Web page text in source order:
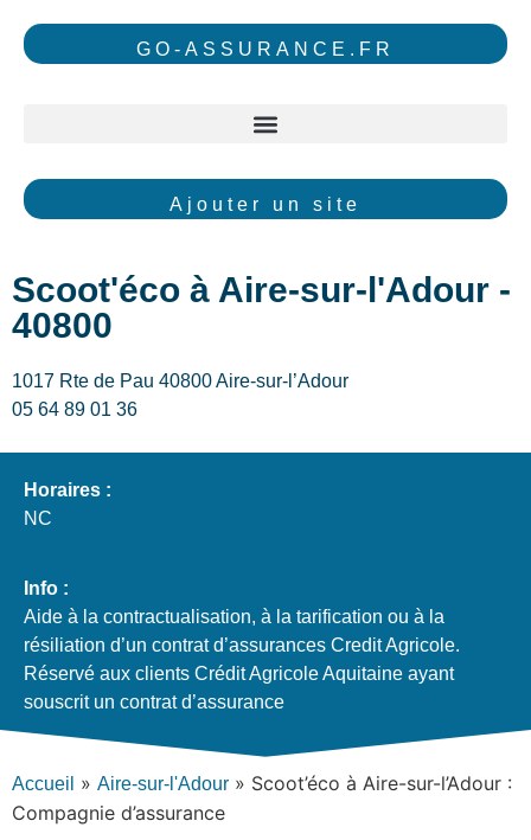
GO-ASSURANCE.FR
Ajouter un site
Scoot'éco à Aire-sur-l'Adour -
40800
1017 Rte de Pau 40800 Aire-sur-l’Adour
05 64 89 01 36
Horaires :
NC
Info :
Aide à la contractualisation, à la tarification ou à la
résiliation d’un contrat d’assurances Credit Agricole.
Réservé aux clients Crédit Agricole Aquitaine ayant
souscrit un contrat d’assurance
Accueil » Aire-sur-l'Adour » Scoot’éco à Aire-sur-l’Adour :
Compagnie d’assurance